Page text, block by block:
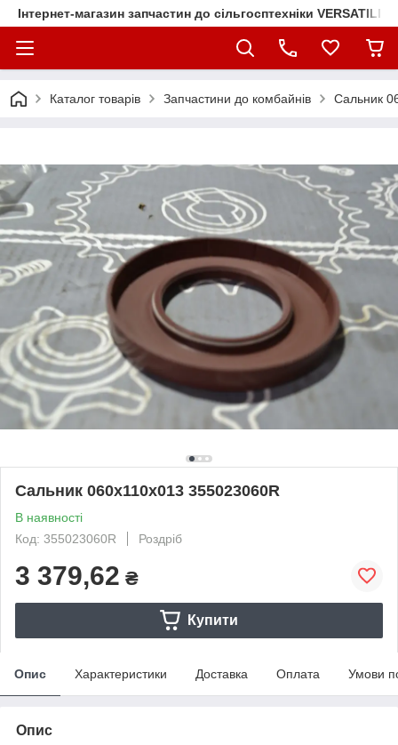
Інтернет-магазин запчастин до сільгосптехніки VERSATILE
Каталог товарів Запчастини до комбайнів Сальник
Сальник 060x110x013 355023060R
В наявності
Код: 355023060R
Роздріб
3 379,62 ₴
Купити
Опис Характеристики Доставка Оплата Умови
Опис